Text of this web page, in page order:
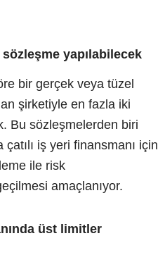
yapılabilecek
bir gerçek veya tüzel
şirketiyle en fazla iki
Bu sözleşmelerden biri
iş yeri finansmanı için
ile risk
amaçlanıyor.
üst limitler